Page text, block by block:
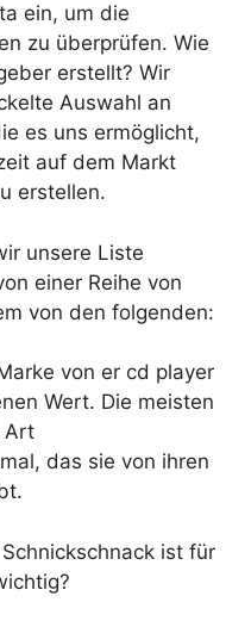
ein, um die
zu überprüfen. Wie
erstellt? Wir
Auswahl an
es uns ermöglicht,
auf dem Markt
erstellen.
unsere Liste
einer Reihe von
von den folgenden:
von er cd player
Wert. Die meisten
Art
das sie von ihren
ist für